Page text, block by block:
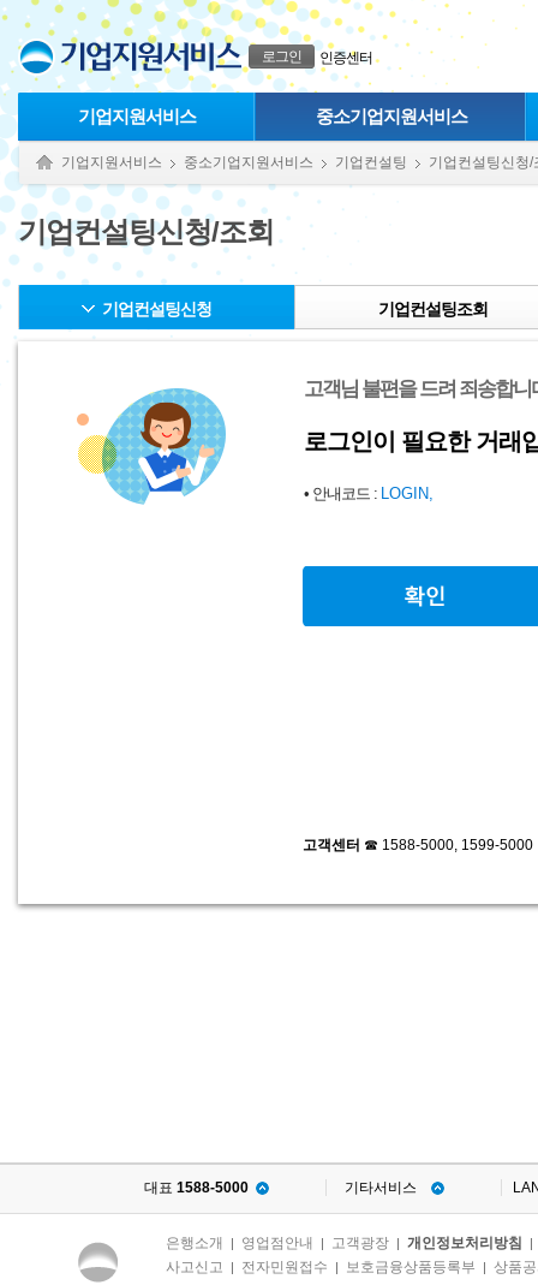
본문으로 바로가기
푸터 바로가기
로그인 인증센터
기업지원서비스 중소기업지원서비스
기업지원서비스 중소기업지원서비스 기업컨설팅 기업컨설팅신청/
기업컨설팅신청/조회
기업컨설팅신청 기업컨설팅조회
고객님 불편을 드려 죄송합니
로그인이 필요한 거래
• 안내코드 : LOGIN,
고객센터 ☎ 1588-5000, 1599-5000
대표 1588-5000 기타서비스
은행소개 영업점안내 고객광장| 개인정보처리방침
사고신고 전자민원접수 보호금융상품등록부 상품